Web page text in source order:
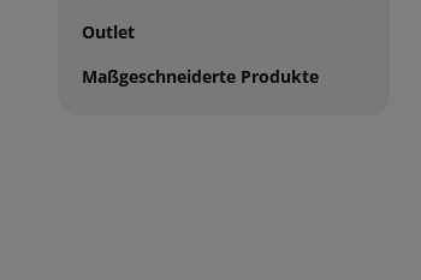
Outlet
Maßgeschneiderte Produkte